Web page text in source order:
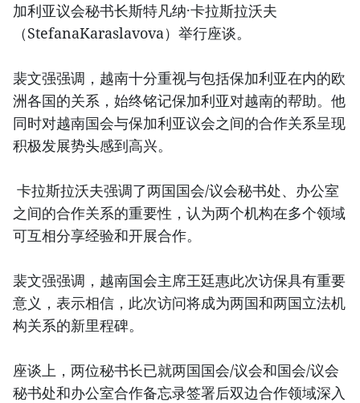
加利亚议会秘书长斯特凡纳·卡拉斯拉沃夫
（StefanaKaraslavova）举行座谈。
裴文强强调，越南十分重视与包括保加利亚在内的欧
洲各国的关系，始终铭记保加利亚对越南的帮助。他
同时对越南国会与保加利亚议会之间的合作关系呈现
积极发展势头感到高兴。
卡拉斯拉沃夫强调了两国国会/议会秘书处、办公室
之间的合作关系的重要性，认为两个机构在多个领域
可互相分享经验和开展合作。
裴文强强调，越南国会主席王廷惠此次访保具有重要
意义，表示相信，此次访问将成为两国和两国立法机
构关系的新里程碑。
座谈上，两位秘书长已就两国国会/议会和国会/议会
秘书处和办公室合作备忘录签署后双边合作领域深入